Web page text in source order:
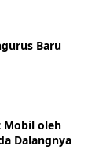
Baru
Mobil oleh
Dalangnya